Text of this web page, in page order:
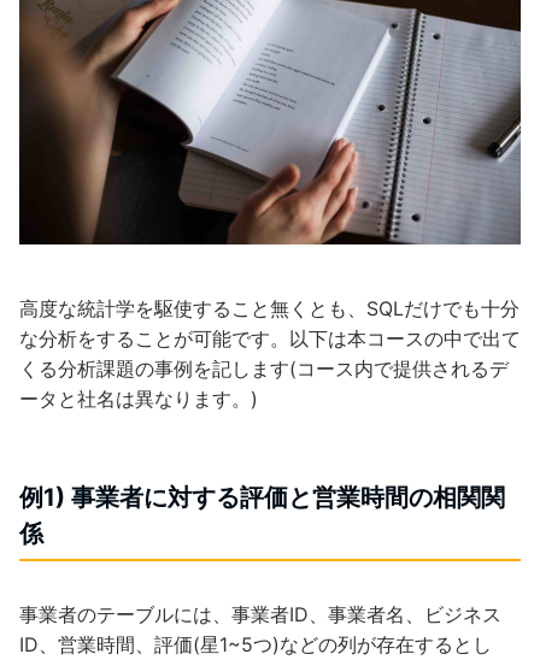
高度な統計学を駆使すること無くとも、SQLだけでも十分
な分析をすることが可能です。以下は本コースの中で出て
くる分析課題の事例を記します(コース内で提供されるデ
ータと社名は異なります。)
例1) 事業者に対する評価と営業時間の相関関
係
事業者のテーブルには、事業者ID、事業者名、ビジネス
ID、営業時間、評価(星1~5つ)などの列が存在するとし